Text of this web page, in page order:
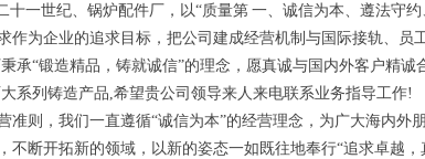
一世纪、锅炉配件厂，以“质量第 一、诚信为本、遵法守
为企业的追求目标，把公司建成经营机制与国际接轨、员
承“锻造精品，铸就诚信”的理念，愿真诚与国内外客户精诚
系列铸造产品,希望贵公司领导来人来电联系业务指导工作!
则，我们一直遵循“诚信为本”的经营理念，为广大海内外
断开拓新的领域，以新的姿态一如既往地奉行“追求卓越